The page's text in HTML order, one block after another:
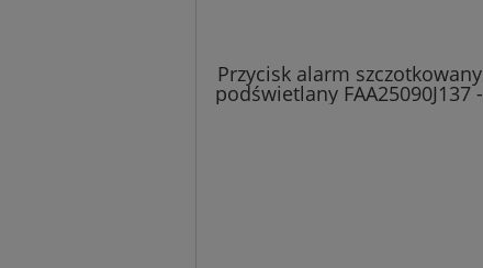
Przycisk alarm szczotkowany
podświetlany FAA25090J137 -
OTIS